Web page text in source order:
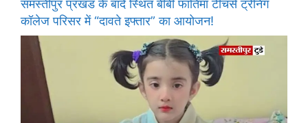
समस्तीपुर प्रखंड के बांदे स्थित बीबी फातिमा टीचर्स ट्रेनिंग
कॉलेज परिसर में “दावते इफ्तार” का आयोजन!